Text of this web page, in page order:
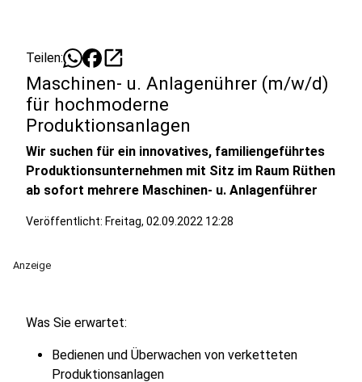
Teilen: open_in_new
Maschinen- u. Anlagenührer (m/w/d)
für hochmoderne
Produktionsanlagen
Wir suchen für ein innovatives, familiengeführtes
Produktionsunternehmen mit Sitz im Raum Rüthen
ab sofort mehrere Maschinen- u. Anlagenführer
Veröffentlicht: Freitag, 02.09.2022 12:28
Anzeige
Was Sie erwartet:
Bedienen und Überwachen von verketteten
Produktionsanlagen